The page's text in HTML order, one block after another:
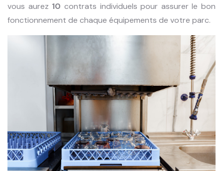
vous aurez 10 contrats individuels pour assurer le bon
fonctionnement de chaque équipements de votre parc.